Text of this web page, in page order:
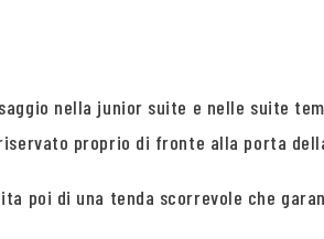
nella junior suite e nelle suite
proprio di fronte alla porta
poi di una tenda scorrevole che